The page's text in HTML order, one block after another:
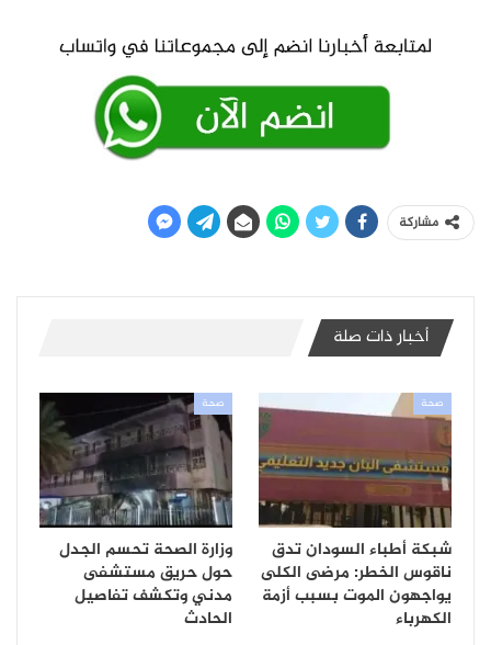
مشاركة
أخبار ذات صلة
صحة
شبكة أطباء السودان تدق
ناقوس الخطر: مرضى الكلى
يواجهون الموت بسبب أزمة
الكهرباء
صحة
وزارة الصحة تحسم الجدل
حول حريق مستشفى
مدني وتكشف تفاصيل
الحادث